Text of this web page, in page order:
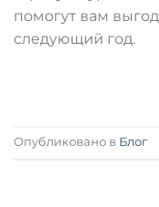
помогут вам
следующий год.
Опубликовано в Блог